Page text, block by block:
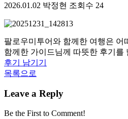
2026.01.02 박정현 조회수 24
팔로우미투어와 함께한 여행은 어
함께한 가이드님께 따뜻한 후기를
후기 남기기
목록으로
Leave a Reply
Be the First to Comment!